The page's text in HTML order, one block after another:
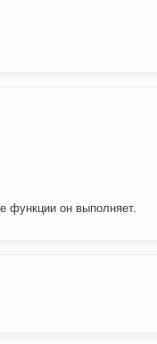
функции он выполняет.